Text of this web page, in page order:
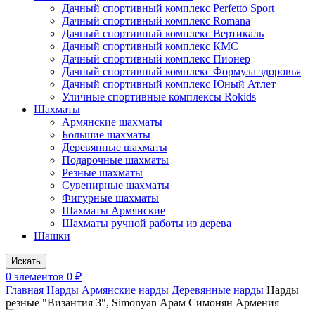
Дачный спортивный комплекс Perfetto Sport
Дачный спортивный комплекс Romana
Дачный спортивный комплекс Вертикаль
Дачный спортивный комплекс КМС
Дачный спортивный комплекс Пионер
Дачный спортивный комплекс Формула здоровья
Дачный спортивный комплекс Юный Атлет
Уличные спортивные комплексы Rokids
Шахматы
Армянские шахматы
Большие шахматы
Деревянные шахматы
Подарочные шахматы
Резные шахматы
Сувенирные шахматы
Фигурные шахматы
Шахматы Армянские
Шахматы ручной работы из дерева
Шашки
Искать
0 элементов 0 ₽
Главная Нарды Армянские нарды Деревянные нарды Нарды
резные "Византия 3", Simonyan Арам Симонян Армения